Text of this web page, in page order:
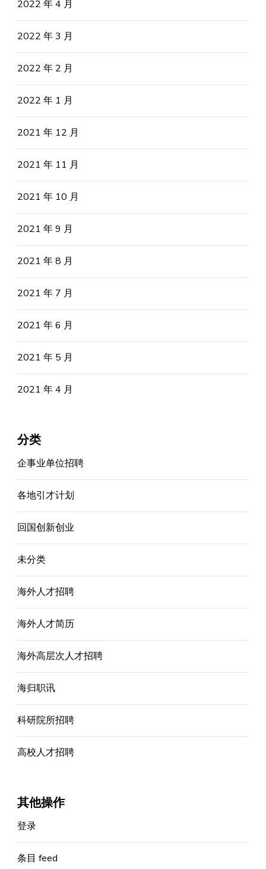
2022 年 4 月
2022 年 3 月
2022 年 2 月
2022 年 1 月
2021 年 12 月
2021 年 11 月
2021 年 10 月
2021 年 9 月
2021 年 8 月
2021 年 7 月
2021 年 6 月
2021 年 5 月
2021 年 4 月
分类
企事业单位招聘
各地引才计划
回国创新创业
未分类
海外人才招聘
海外人才简历
海外高层次人才招聘
海归职讯
科研院所招聘
高校人才招聘
其他操作
登录
条目 feed